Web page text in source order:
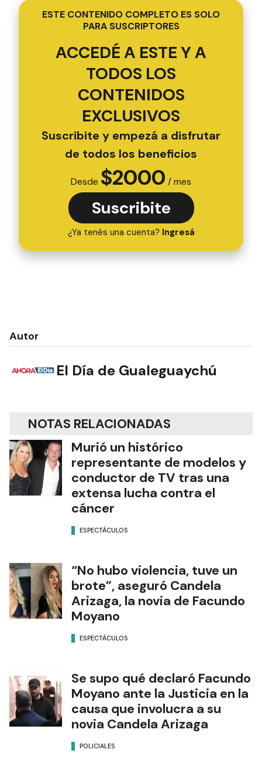
ESTE CONTENIDO COMPLETO ES SOLO
PARA SUSCRIPTORES
ACCEDÉ A ESTE Y A
TODOS LOS
CONTENIDOS
EXCLUSIVOS
Suscribite y empezá a disfrutar
de todos los beneficios
Desde $2000 / mes
Suscribite
¿Ya tenés una cuenta? Ingresá
Autor
El Día de Gualeguaychú
NOTAS RELACIONADAS
Murió un histórico
representante de modelos y
conductor de TV tras una
extensa lucha contra el
cáncer
ESPECTÁCULOS
“No hubo violencia, tuve un
brote”, aseguró Candela
Arizaga, la novia de Facundo
Moyano
ESPECTÁCULOS
Se supo qué declaró Facundo
Moyano ante la Justicia en la
causa que involucra a su
novia Candela Arizaga
POLICIALES